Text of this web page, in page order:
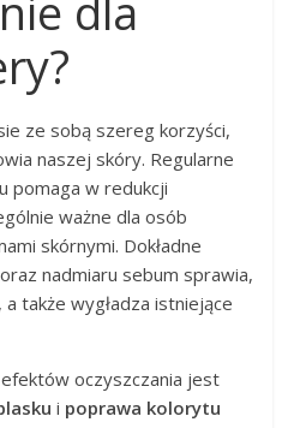
ze sobą szereg korzyści,
naszej skóry. Regularne
pomaga w redukcji
ważne dla osób
skórnymi. Dokładne
nadmiaru sebum sprawia,
także wygładza istniejące
oczyszczania jest
i poprawa kolorytu